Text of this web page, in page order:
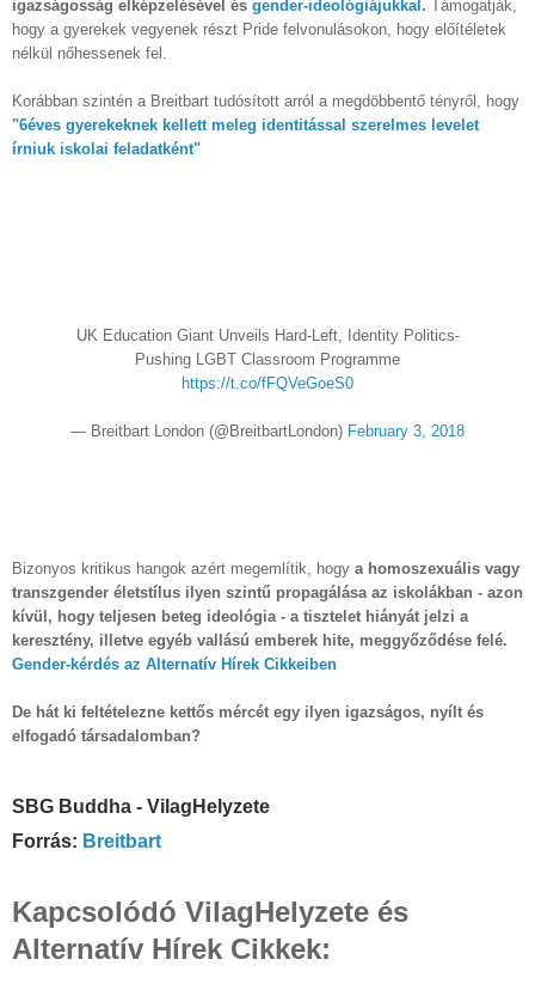
igazságosság elképzelésével és gender-ideológiájukkal . Támogatják,
hogy a gyerekek vegyenek részt Pride felvonulásokon, hogy előítéletek
nélkül nőhessenek fel.
Korábban szintén a Breitbart tudósított arról a megdöbbentő tényről, hogy
"6éves gyerekeknek kellett meleg identitással szerelmes levelet
írniuk iskolai feladatként"
UK Education Giant Unveils Hard-Left, Identity Politics-
Pushing LGBT Classroom Programme
https://t.co/fFQVeGoeS0
— Breitbart London (@BreitbartLondon) February 3, 2018
Bizonyos kritikus hangok azért megemlítik, hogy a homoszexuális vagy
transzgender életstílus ilyen szintű propagálása az iskolákban - azon
kívül, hogy teljesen beteg ideológia - a tisztelet hiányát jelzi a
keresztény, illetve egyéb vallású emberek hite, meggyőződése felé.
Gender-kérdés az Alternatív Hírek Cikkeiben
De hát ki feltételezne kettős mércét egy ilyen igazságos, nyílt és
elfogadó társadalomban?
SBG Buddha - VilagHelyzete
Forrás: Breitbart
Kapcsolódó VilagHelyzete és
Alternatív Hírek Cikkek: